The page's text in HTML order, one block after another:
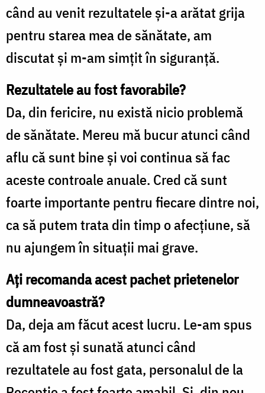
când au venit rezultatele şi-a arătat grija
pentru starea mea de sănătate, am
discutat şi m-am simţit în siguranţă.
Rezultatele au fost favorabile?
Da, din fericire, nu există nicio problemă
de sănătate. Mereu mă bucur atunci când
aflu că sunt bine şi voi continua să fac
aceste controale anuale. Cred că sunt
foarte importante pentru fiecare dintre noi,
ca să putem trata din timp o afecţiune, să
nu ajungem în situaţii mai grave.
Aţi recomanda acest pachet prietenelor
dumneavoastră?
Da, deja am făcut acest lucru. Le-am spus
că am fost şi sunată atunci când
rezultatele au fost gata, personalul de la